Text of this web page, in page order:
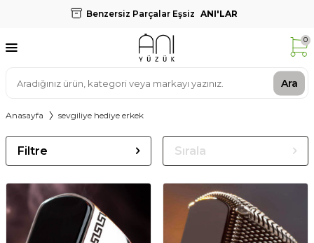
Benzersiz Parçalar Eşsiz ANI'LAR
Ara
0
Anasayfa sevgiliye hediye erkek
Filtre Sırala